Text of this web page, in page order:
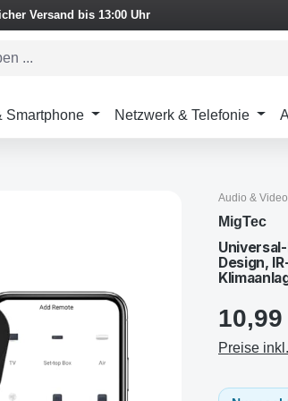
Versand bis 13:00 Uhr
Smartphone Netzwerk & Telefonie
Audio & Video
MigTec
Design,
10,99
Preise